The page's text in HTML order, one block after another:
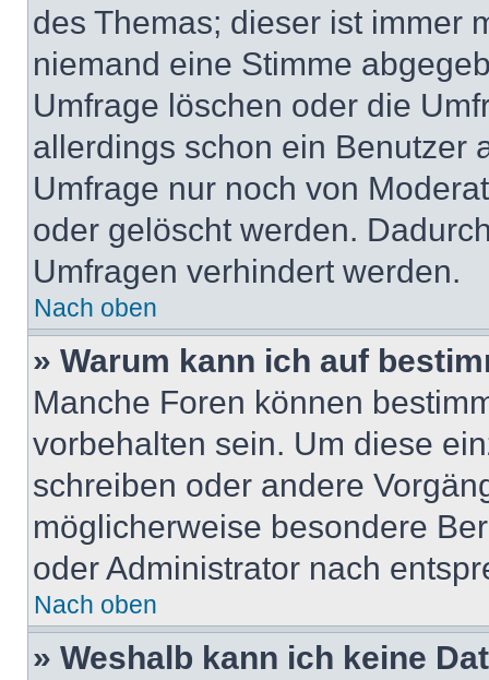
des Themas; dieser ist immer
niemand eine Stimme
Umfrage löschen oder die
allerdings schon ein Benutzer
Umfrage nur noch von
oder gelöscht werden.
Umfragen verhindert werden.
Nach oben
» Warum kann ich auf
Manche Foren können
vorbehalten sein. Um diese
schreiben oder andere
möglicherweise besondere
oder Administrator nach
Nach oben
» Weshalb kann ich keine